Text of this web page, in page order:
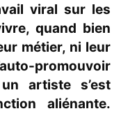
viral sur les
quand bien
métier, ni leur
promouvoir
artiste s’est
aliénante.